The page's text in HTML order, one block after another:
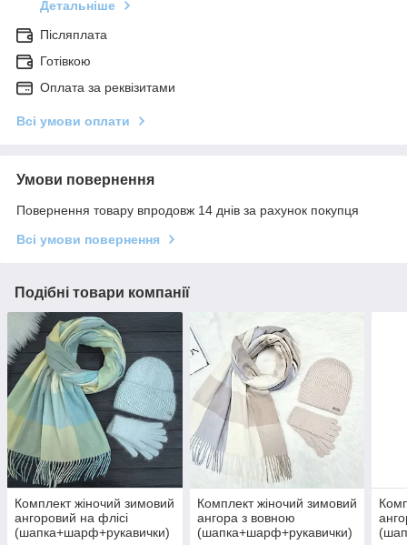
Детальніше
Післяплата
Готівкою
Оплата за реквізитами
Всі умови оплати
Умови повернення
Повернення товару впродовж 14 днів за рахунок покупця
Всі умови повернення
Подібні товари компанії
Комплект жіночий зимовий
ангоровий на флісі
(шапка+шарф+рукавички)
Комплект жіночий зимовий
ангора з вовною
(шапка+шарф+рукавички)